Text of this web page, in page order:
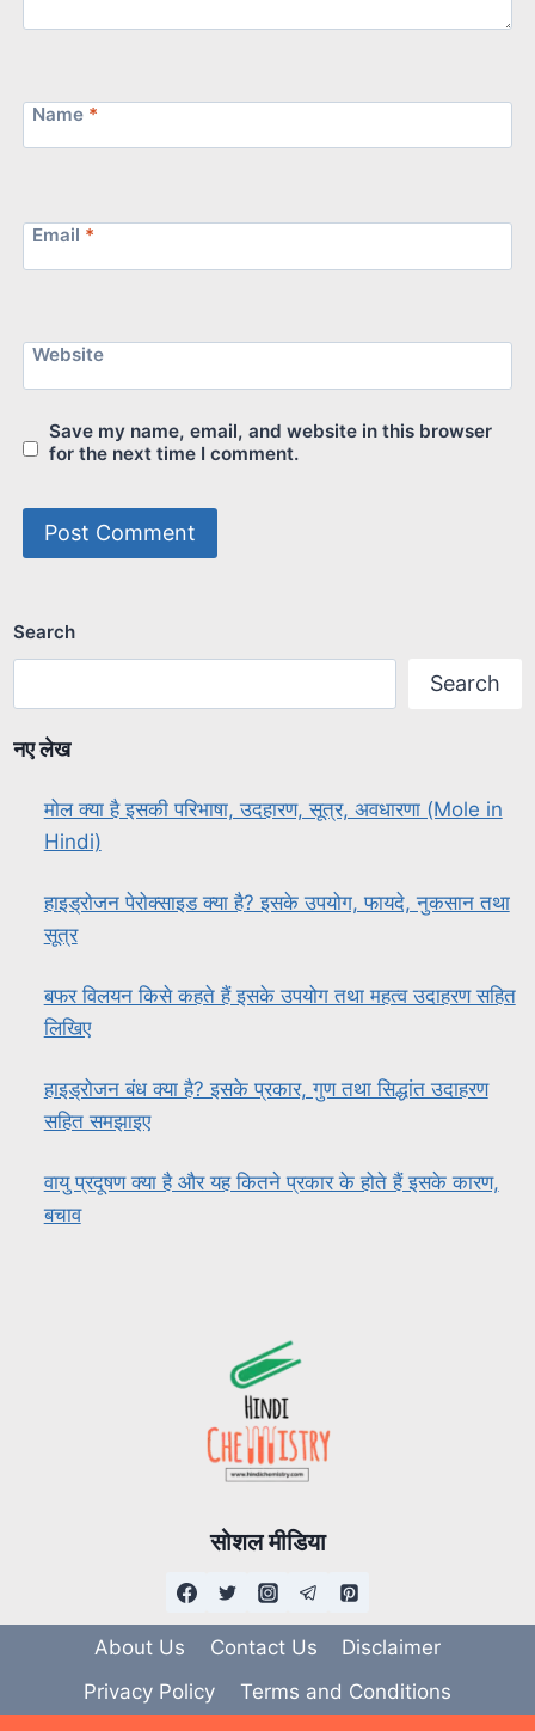
Name *
Email *
Website
Save my name, email, and website in this browser
for the next time I comment.
Search
Search
नए लेख
मोल क्या है इसकी परिभाषा, उदहारण, सूत्र, अवधारणा (Mole in
Hindi)
हाइड्रोजन पेरोक्साइड क्या है? इसके उपयोग, फायदे, नुकसान तथा
सूत्र
बफर विलयन किसे कहते हैं इसके उपयोग तथा महत्व उदाहरण सहित
लिखिए
हाइड्रोजन बंध क्या है? इसके प्रकार, गुण तथा सिद्धांत उदाहरण
सहित समझाइए
वायु प्रदूषण क्या है और यह कितने प्रकार के होते हैं इसके कारण,
बचाव
सोशल मीडिया
About Us Contact Us
Disclaimer
Privacy Policy
Terms and Conditions